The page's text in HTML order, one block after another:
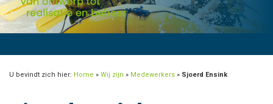
U bevindt zich hier: Home » Wij zijn » Medewerkers » Sjoerd Ensink